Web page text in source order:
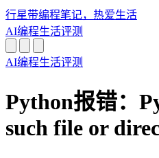
行星带编程笔记，热爱生活
AI编程生活评测
AI编程生活评测
Python报错：
such file or